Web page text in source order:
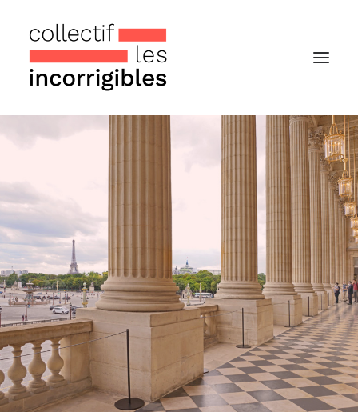
Nos actualités
Notre « Incolettre » mensuelle
Recherche